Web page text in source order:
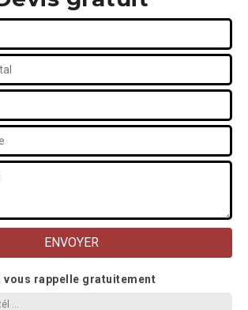
vous rappelle gratuitement